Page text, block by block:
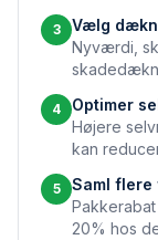
3
Vælg
Nyværdi,
4
Optimer
Højere
kan
5
Saml
20% hos